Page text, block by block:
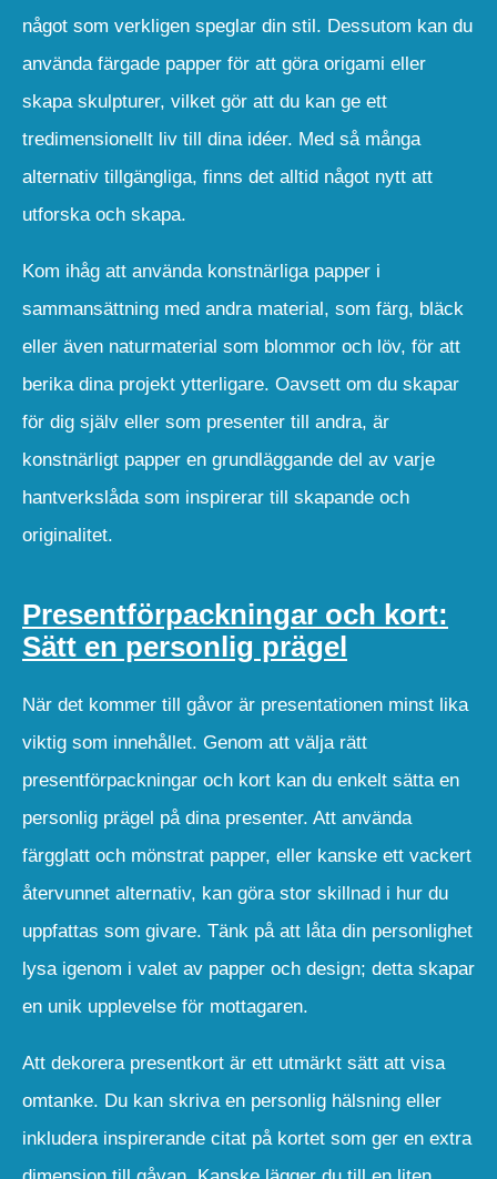
något som verkligen speglar din stil. Dessutom kan du
använda färgade papper för att göra origami eller
skapa skulpturer, vilket gör att du kan ge ett
tredimensionellt liv till dina idéer. Med så många
alternativ tillgängliga, finns det alltid något nytt att
utforska och skapa.
Kom ihåg att använda konstnärliga papper i
sammansättning med andra material, som färg, bläck
eller även naturmaterial som blommor och löv, för att
berika dina projekt ytterligare. Oavsett om du skapar
för dig själv eller som presenter till andra, är
konstnärligt papper en grundläggande del av varje
hantverkslåda som inspirerar till skapande och
originalitet.
Presentförpackningar och kort:
Sätt en personlig prägel
När det kommer till gåvor är presentationen minst lika
viktig som innehållet. Genom att välja rätt
presentförpackningar och kort kan du enkelt sätta en
personlig prägel på dina presenter. Att använda
färgglatt och mönstrat papper, eller kanske ett vackert
återvunnet alternativ, kan göra stor skillnad i hur du
uppfattas som givare. Tänk på att låta din personlighet
lysa igenom i valet av papper och design; detta skapar
en unik upplevelse för mottagaren.
Att dekorera presentkort är ett utmärkt sätt att visa
omtanke. Du kan skriva en personlig hälsning eller
inkludera inspirerande citat på kortet som ger en extra